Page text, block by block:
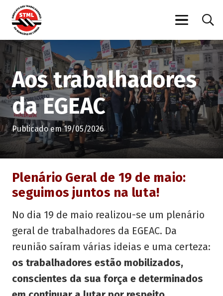
Aos trabalhadores
da EGEAC
Publicado em19/05/2026
Plenário Geral de 19 de maio:
seguimos juntos na luta!
No dia 19 de maio realizou-se um plenário
geral de trabalhadores da EGEAC. Da
reunião saíram várias ideias e uma certeza:
os trabalhadores estão mobilizados,
conscientes da sua força e determinados